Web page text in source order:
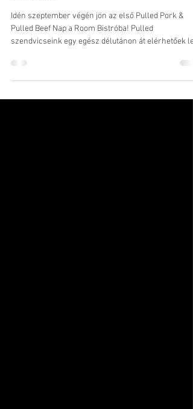
Pulled Pork és Pulled Beef Nap a
Roomban!
Idén szeptember végén jön az első Pulled Pork &
Pulled Beef Nap a Room Bistróba! Pulled